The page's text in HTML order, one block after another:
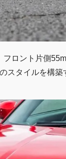
フロント片側
スタイルを構築